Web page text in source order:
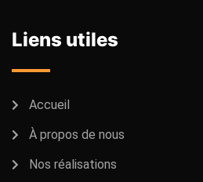
Liens utiles
Accueil
À propos de nous
Nos réalisations